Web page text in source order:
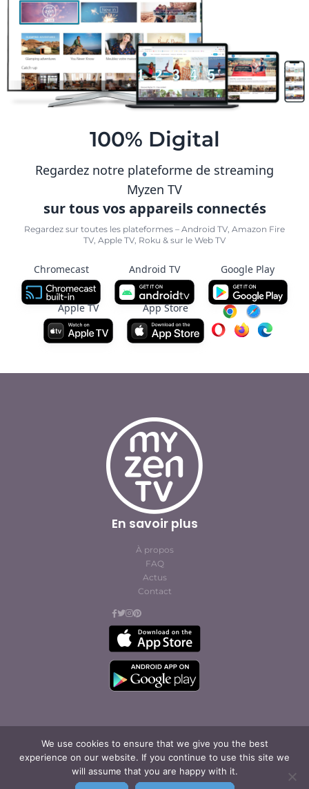
100% Digital
Regardez notre plateforme de streaming
Myzen TV
sur tous vos appareils connectés
Regardez sur toutes les plateformes – Android TV, Amazon Fire
TV, Apple TV, Roku & sur le Web TV
Chromecast Android TV Google Play
Apple TV App Store
We use cookies to ensure that we give you the best
experience on our website. If you continue to use this site we
will assume that you are happy with it.
En savoir plus
À propos
FAQ
Actus
Contact
© Cofites 2023. All rights reserved.
Conditions générales
d’abonnement et